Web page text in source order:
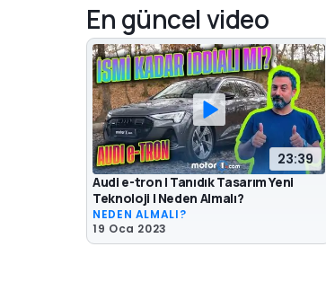
En güncel video
23:39
Audi e-tron | Tanıdık Tasarım Yeni
Teknoloji | Neden Almalı?
NEDEN ALMALI?
19 Oca 2023